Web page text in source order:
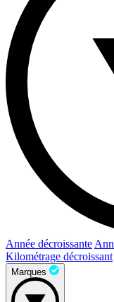
Année décroissante
Kilométrage décroissant
Marques